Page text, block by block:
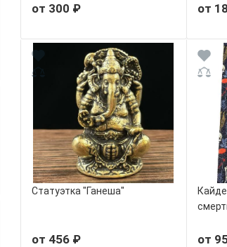
от 300 ₽ от
Статуэтка "Ганеша"
от 456 ₽ от